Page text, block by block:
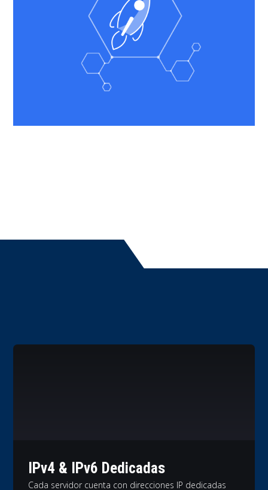
IPv4 & IPv6 Dedicadas
Cada servidor cuenta con direcciones IP dedicadas